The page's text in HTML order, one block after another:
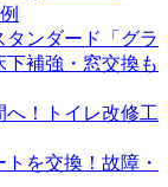
ンダード「グラ
補強・窓交換も
へ！トイレ改修工
を交換！故障・